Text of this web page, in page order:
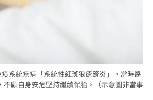
系統疾病「系統性紅斑狼瘡腎炎」。當時醫
顧自身安危堅持繼續保胎。（示意圖非當事